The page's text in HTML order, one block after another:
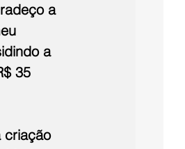
a
a
35
criação